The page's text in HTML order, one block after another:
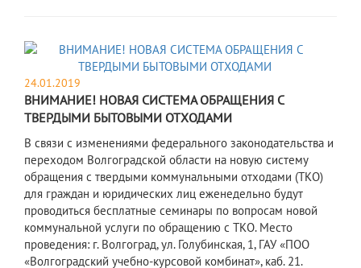
24.01.2019
ВНИМАНИЕ! НОВАЯ СИСТЕМА ОБРАЩЕНИЯ С
ТВЕРДЫМИ БЫТОВЫМИ ОТХОДАМИ
В связи с изменениями федерального законодательства и
переходом Волгоградской области на новую систему
обращения с твердыми коммунальными отходами (ТКО)
для граждан и юридических лиц еженедельно будут
проводиться бесплатные семинары по вопросам новой
коммунальной услуги по обращению с ТКО. Место
проведения: г. Волгоград, ул. Голубинская, 1, ГАУ «ПОО
«Волгоградский учебно-курсовой комбинат», каб. 21.